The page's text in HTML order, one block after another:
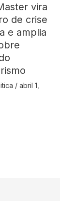
vira
de crise
e amplia
/abril 1,